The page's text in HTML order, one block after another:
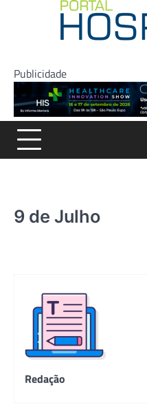
Publicidade
9 de Julho
Redação